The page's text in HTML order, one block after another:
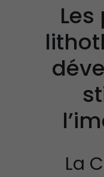
La
Propriétés et
de la Sugilite
de la Pierre